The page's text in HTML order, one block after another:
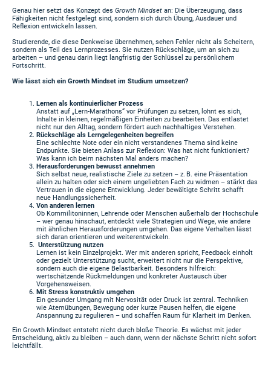
Genau hier setzt das Konzept des Growth Mindset an: Die Überzeugung, dass
Fähigkeiten nicht festgelegt sind, sondern sich durch Übung, Ausdauer und
Reflexion entwickeln lassen.
Studierende, die diese Denkweise übernehmen, sehen Fehler nicht als Scheitern,
sondern als Teil des Lernprozesses. Sie nutzen Rückschläge, um an sich zu
arbeiten – und genau darin liegt langfristig der Schlüssel zu persönlichem
Fortschritt.
Wie lässt sich ein Growth Mindset im Studium umsetzen?
Lernen als kontinuierlicher Prozess
Anstatt auf „Lern-Marathons“ vor Prüfungen zu setzen, lohnt es sich,
Inhalte in kleinen, regelmäßigen Einheiten zu bearbeiten. Das entlastet
nicht nur den Alltag, sondern fördert auch nachhaltiges Verstehen.
Rückschläge als Lerngelegenheiten begreifen
Eine schlechte Note oder ein nicht verstandenes Thema sind keine
Endpunkte. Sie bieten Anlass zur Reflexion: Was hat nicht funktioniert?
Was kann ich beim nächsten Mal anders machen?
Herausforderungen bewusst annehmen
Sich selbst neue, realistische Ziele zu setzen – z. B. eine Präsentation
allein zu halten oder sich einem ungeliebten Fach zu widmen – stärkt das
Vertrauen in die eigene Entwicklung. Jeder bewältigte Schritt schafft
neue Handlungssicherheit.
Von anderen lernen
Ob Kommilitoninnen, Lehrende oder Menschen außerhalb der Hochschule
– wer genau hinschaut, entdeckt viele Strategien und Wege, wie andere
mit ähnlichen Herausforderungen umgehen. Das eigene Verhalten lässt
sich daran orientieren und weiterentwickeln.
Unterstützung nutzen
Lernen ist kein Einzelprojekt. Wer mit anderen spricht, Feedback einholt
oder gezielt Unterstützung sucht, erweitert nicht nur die Perspektive,
sondern auch die eigene Belastbarkeit. Besonders hilfreich:
wertschätzende Rückmeldungen und konkreter Austausch über
Vorgehensweisen.
Mit Stress konstruktiv umgehen
Ein gesunder Umgang mit Nervosität oder Druck ist zentral. Techniken
wie Atemübungen, Bewegung oder kurze Pausen helfen, die eigene
Anspannung zu regulieren – und schaffen Raum für Klarheit im Denken.
Ein Growth Mindset entsteht nicht durch bloße Theorie. Es wächst mit jeder
Entscheidung, aktiv zu bleiben – auch dann, wenn der nächste Schritt nicht sofort
leichtfällt.